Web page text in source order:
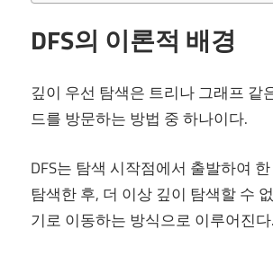
DFS의 이론적 배경
깊이 우선 탐색은 트리나 그래프 같
드를 방문하는 방법 중 하나이다.
DFS는 탐색 시작점에서 출발하여
탐색한 후, 더 이상 깊이 탐색할 수
기로 이동하는 방식으로 이루어진다.